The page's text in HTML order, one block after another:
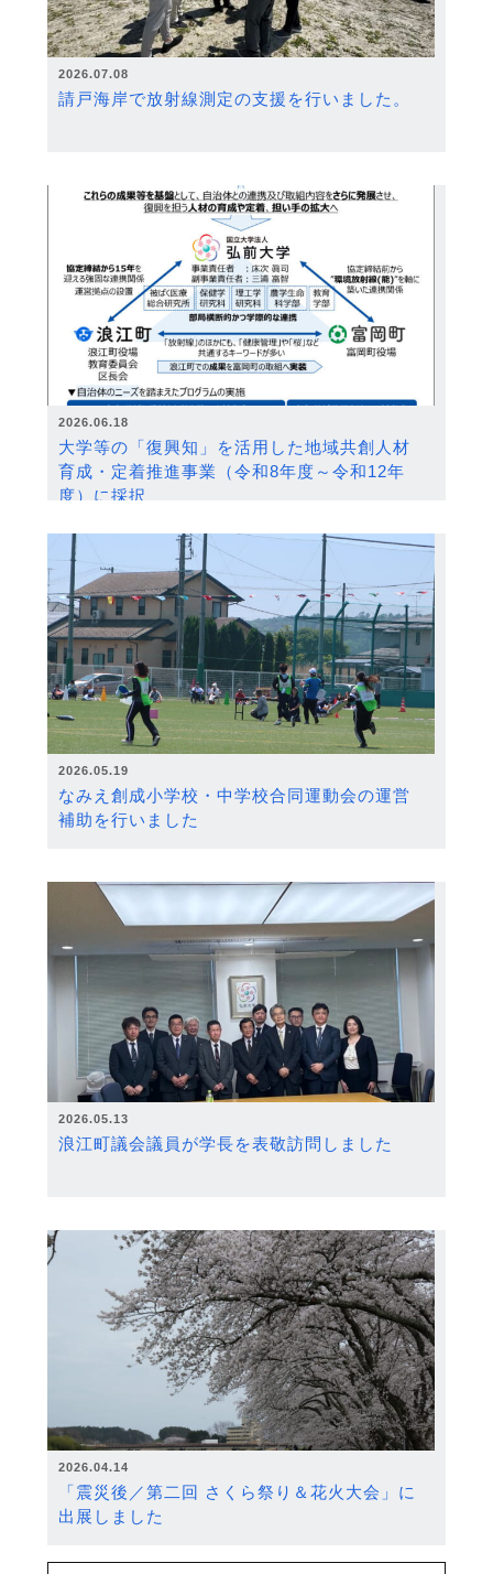
2026.07.08
請戸海岸で放射線測定の支援を行いました。
2026.06.18
大学等の「復興知」を活用した地域共創人材
育成・定着推進事業（令和8年度～令和12年
度）に採択
2026.05.19
なみえ創成小学校・中学校合同運動会の運営
補助を行いました
2026.05.13
浪江町議会議員が学長を表敬訪問しました
2026.04.14
「震災後／第二回 さくら祭り＆花火大会」に
出展しました